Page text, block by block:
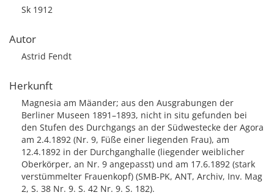
Sk 1912
Autor
Astrid Fendt
Herkunft
Magnesia am Mäander; aus den Ausgrabungen der
Berliner Museen 1891–1893, nicht in situ gefunden bei
den Stufen des Durchgangs an der Südwestecke der Agora
am 2.4.1892 (Nr. 9, Füße einer liegenden Frau), am
12.4.1892 in der Durchganghalle (liegender weiblicher
Oberkörper, an Nr. 9 angepasst) und am 17.6.1892 (stark
verstümmelter Frauenkopf) (SMB-PK, ANT, Archiv, Inv. Mag
2, S. 38 Nr. 9. S. 42 Nr. 9. S. 182).